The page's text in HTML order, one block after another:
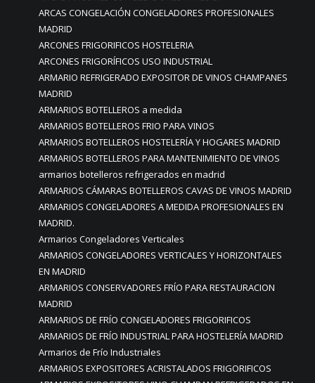
ARCAS CONGELACIÓN CONGELADORES PROFESIONALES
MADRID
ARCONES FRIGORIFICOS HOSTELERIA
ARCONES FRIGORÍFICOS USO INDUSTRIAL
ARMARIO REFRIGERADO EXPOSITOR DE VINOS CHAMPANES
MADRID
ARMARIOS BOTELLEROS a medida
ARMARIOS BOTELLEROS FRIO PARA VINOS
ARMARIOS BOTELLEROS HOSTELERÍA Y HOGARES MADRID
ARMARIOS BOTELLEROS PARA MANTENIMIENTO DE VINOS
armarios botelleros refrigerados en madrid
ARMARIOS CÁMARAS BOTELLEROS CAVAS DE VINOS MADRID
ARMARIOS CONGELADORES A MEDIDA PROFESIONALES EN
MADRID.
Armarios Congeladores Verticales
ARMARIOS CONGELADORES VERTICALES Y HORIZONTALES
EN MADRID
ARMARIOS CONSERVADORES FRÍO PARA RESTAURACION
MADRID
ARMARIOS DE FRÍO CONGELADORES FRIGORIFICOS
ARMARIOS DE FRÍO INDUSTRIAL PARA HOSTELERÍA MADRID
Armarios de Frío Industriales
ARMARIOS EXPOSITORES ACRISTALADOS FRIGORIFICOS